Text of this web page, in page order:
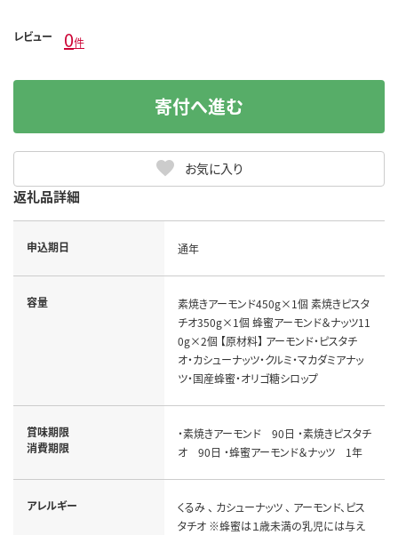
レビュー 0件
お気に入り
寄付へ進む
返礼品詳細
申込期日 通年
容量
素焼きアーモンド450g×1個 素焼きピスタ
チオ350g×1個 蜂蜜アーモンド＆ナッツ11
0g×2個 【原材料】 アーモンド・ピスタチ
オ・カシューナッツ・クルミ・マカダミアナッ
ツ・国産蜂蜜・オリゴ糖シロップ
賞味期限
消費期限
・素焼きアーモンド 90日 ・素焼きピスタチ
オ 90日 ・蜂蜜アーモンド＆ナッツ 1年
アレルギー
くるみ 、 カシューナッツ 、 アーモンド、ピス
タチオ ※蜂蜜は１歳未満の乳児には与え